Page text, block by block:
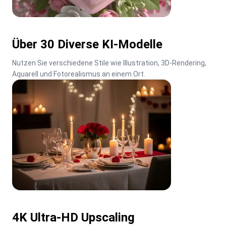
Über 30 Diverse KI-Modelle
Nutzen Sie verschiedene Stile wie Illustration, 3D-Rendering,
Aquarell und Fotorealismus an einem Ort.
4K Ultra-HD Upscaling